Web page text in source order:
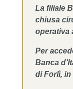
La filiale
chiusa
operativa
Per
Banca
di Forlì, in